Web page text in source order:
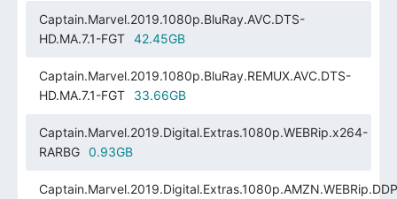
Captain.Marvel.2019.1080p.BluRay.AVC.DTS-
HD.MA.7.1-FGT
42.45GB
Captain.Marvel.2019.1080p.BluRay.REMUX.AVC.DTS-
HD.MA.7.1-FGT
33.66GB
Captain.Marvel.2019.Digital.Extras.1080p.WEBRip.x264-
RARBG
0.93GB